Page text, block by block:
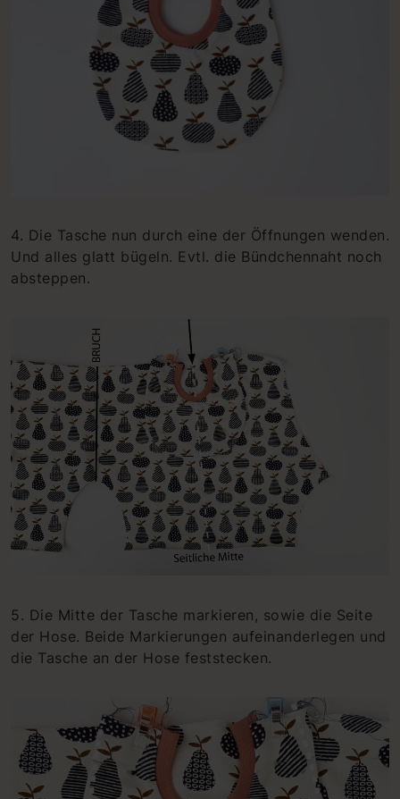
4. Die Tasche nun durch eine der Öffnungen wenden.
Und alles glatt bügeln. Evtl. die Bündchennaht noch
absteppen.
5. Die Mitte der Tasche markieren, sowie die Seite
der Hose. Beide Markierungen aufeinanderlegen und
die Tasche an der Hose feststecken.